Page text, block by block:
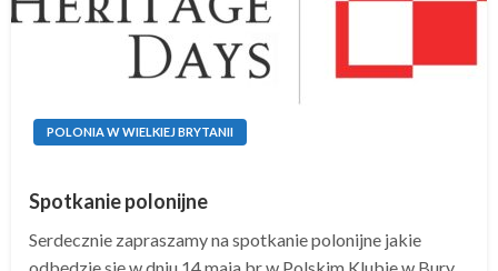
POLONIA W WIELKIEJ BRYTANII
Spotkanie polonijne
Serdecznie zapraszamy na spotkanie polonijne jakie